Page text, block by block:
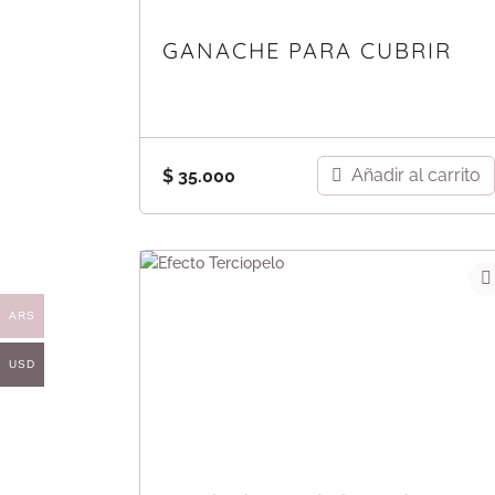
GANACHE PARA CUBRIR
$ 35.000 Añadir al carrito
ARS
USD